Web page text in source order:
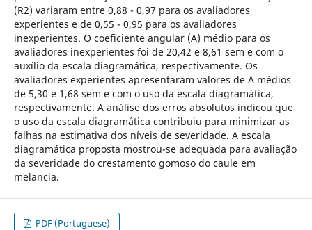
(R2) variaram entre 0,88 - 0,97 para os avaliadores
experientes e de 0,55 - 0,95 para os avaliadores
inexperientes. O coeficiente angular (A) médio para os
avaliadores inexperientes foi de 20,42 e 8,61 sem e com o
auxílio da escala diagramática, respectivamente. Os
avaliadores experientes apresentaram valores de A médios
de 5,30 e 1,68 sem e com o uso da escala diagramática,
respectivamente. A análise dos erros absolutos indicou que
o uso da escala diagramática contribuiu para minimizar as
falhas na estimativa dos níveis de severidade. A escala
diagramática proposta mostrou-se adequada para avaliação
da severidade do crestamento gomoso do caule em
melancia.
PDF (Portuguese)